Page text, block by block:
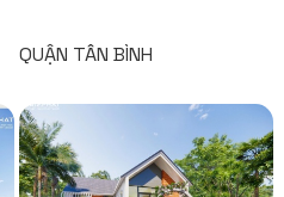
QUẬN TÂN BÌNH